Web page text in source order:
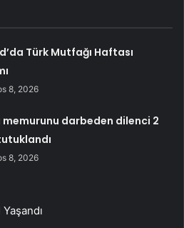
Türk Mutfağı Haftası
8, 2026
memurunu darbeden dilenci 2
8, 2026